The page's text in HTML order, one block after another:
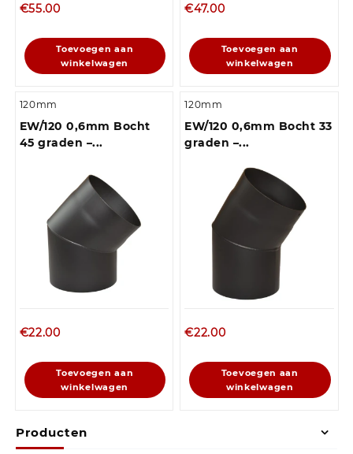
Producten
€55.00
Toevoegen aan
winkelwagen
€47.00
Toevoegen aan
winkelwagen
120mm
EW/120 0,6mm Bocht
45 graden –...
€22.00
Toevoegen aan
winkelwagen
120mm
EW/120 0,6mm Bocht 33
graden –...
€22.00
Toevoegen aan
winkelwagen